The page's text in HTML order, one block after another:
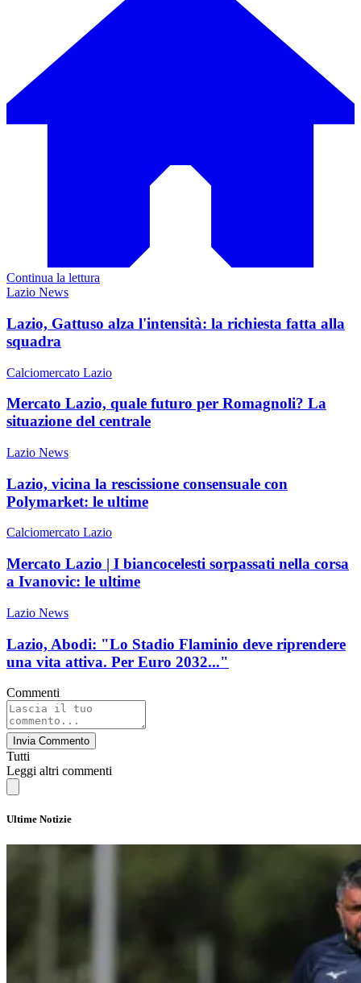
Continua la lettura
Lazio News
Lazio, Gattuso alza l'intensità: la richiesta fatta alla
squadra
Calciomercato Lazio
Mercato Lazio, quale futuro per Romagnoli? La
situazione del centrale
Lazio News
Lazio, vicina la rescissione consensuale con
Polymarket: le ultime
Calciomercato Lazio
Mercato Lazio | I biancocelesti sorpassati nella corsa
a Ivanovic: le ultime
Lazio News
Lazio, Abodi: "Lo Stadio Flaminio deve riprendere
una vita attiva. Per Euro 2032..."
Commenti
Invia Commento
Tutti
Leggi altri commenti
Ultime Notizie